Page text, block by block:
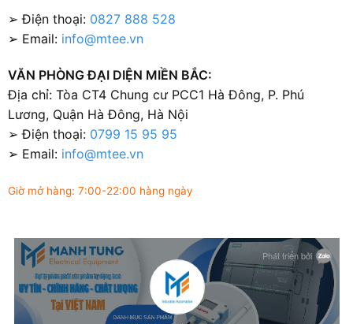
➢ Điện thoại: 0827 888 528
➢ Email: info@mtee.vn
VĂN PHÒNG ĐẠI DIỆN MIỀN BẮC:
Địa chỉ: Tòa CT4 Chung cư PCC1 Hà Đông, P. Phú
Lương, Quận Hà Đông, Hà Nội
➢ Điện thoại: 0799 15 95 95
➢ Email: info@mtee.vn
Giờ mở hàng: 7:00-22:00 hàng ngày